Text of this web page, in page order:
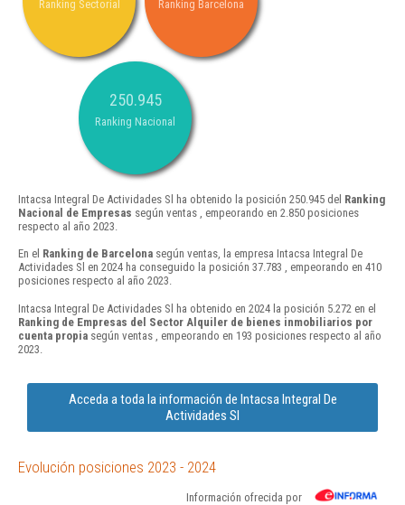
Ranking Sectorial Ranking Barcelona
250.945
Ranking Nacional
Intacsa Integral De Actividades Sl ha obtenido la posición 250.945 del Ranking
Nacional de Empresas según ventas , empeorando en 2.850 posiciones
respecto al año 2023.
En el Ranking de Barcelona según ventas, la empresa Intacsa Integral De
Actividades Sl en 2024 ha conseguido la posición 37.783 , empeorando en 410
posiciones respecto al año 2023.
Intacsa Integral De Actividades Sl ha obtenido en 2024 la posición 5.272 en el
Ranking de Empresas del Sector Alquiler de bienes inmobiliarios por
cuenta propia según ventas , empeorando en 193 posiciones respecto al año
2023.
Acceda a toda la información de Intacsa Integral De
Actividades Sl
Evolución posiciones 2023 - 2024
Información ofrecida por